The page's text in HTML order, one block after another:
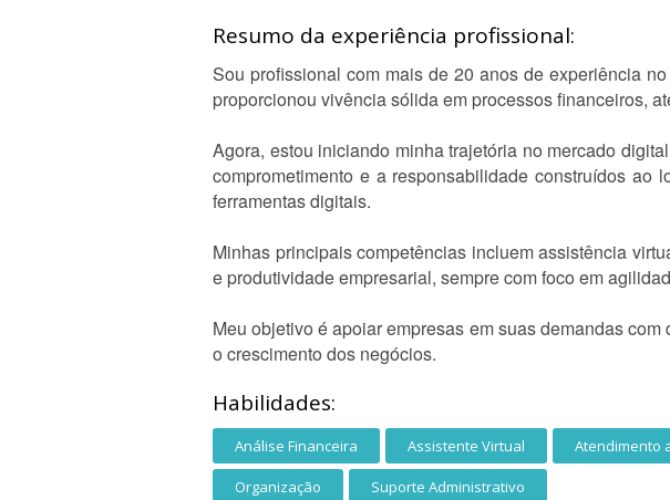
Resumo da experiência profissional:
Sou profissional com mais de 20 anos de experiência
proporcionou vivência sólida em processos financeiros,
Agora, estou iniciando minha trajetória no mercado
comprometimento e a responsabilidade construídos
ferramentas digitais.
Minhas principais competências incluem assistência
e produtividade empresarial, sempre com foco em
Meu objetivo é apoiar empresas em suas demandas
o crescimento dos negócios.
Habilidades:
Análise Financeira Assistente Virtual Atendimento
Organização Suporte Administrativo